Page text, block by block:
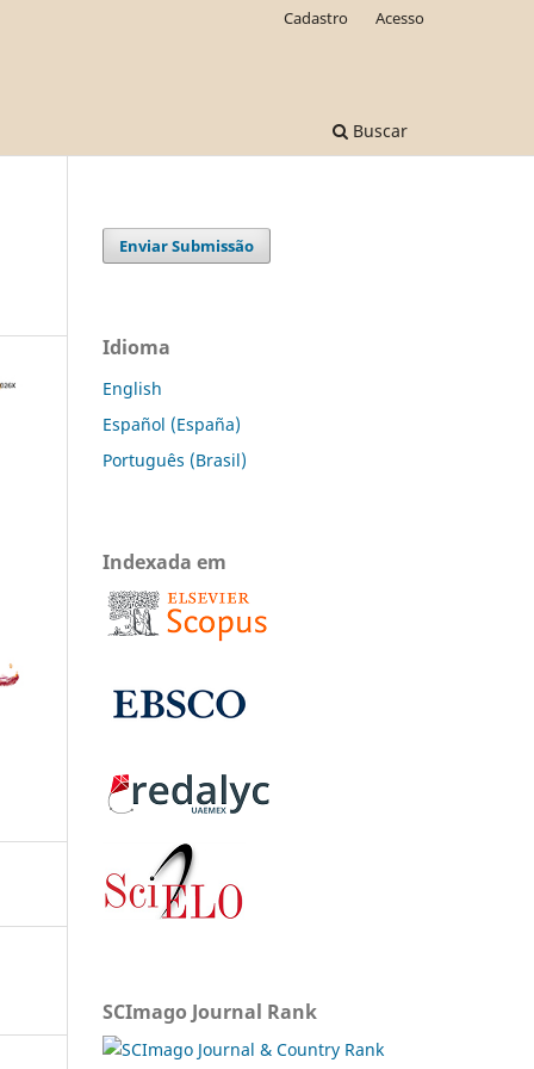
Buscar
Cadastro Acesso
Enviar Submissão
Idioma
English
Español (España)
Português (Brasil)
Indexada em
SCImago Journal Rank